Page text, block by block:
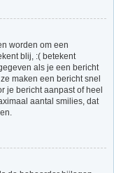
worden om een
blij, :( betekent
als je een bericht
maken een bericht snel
je bericht aanpast of heel
aantal smilies, dat